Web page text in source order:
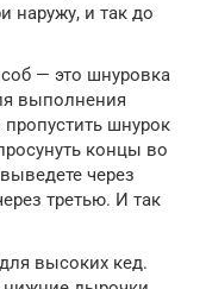
наружу, и так до
— это шнуровка
выполнения
шнурок
концы во
через
третью. И так
высоких кед.